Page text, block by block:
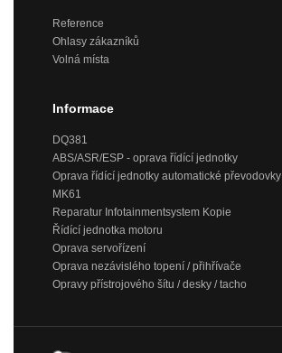
Reference
Ohlasy zákazníků
Volná místa
Informace
DQ381
ABS/ASR/ESP - oprava řídící jednotky
Oprava řídící jednotky automatické převodovky
MK61
Reparatur Infotainmentsystem Kopie
Řídící jednotka motoru
Oprava servořízení
Oprava nezávislého topení / přihřívače
Opravy přístrojového šítu / desky / tacho